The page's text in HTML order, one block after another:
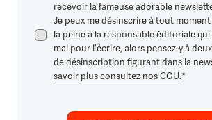
recevoir la fameuse adorable
Je peux me désinscrire à tout
la peine à la responsable éditoriale
mal pour l'écrire, alors pensez-y à
de désinscription figurant dans la
savoir plus consultez nos CGU.*